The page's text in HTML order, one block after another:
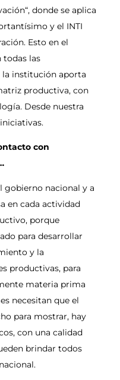
donde se aplica
y el INTI
Esto en el
todas las
la institución aporta
productiva, con
Desde nuestra
con
gobierno nacional y a
en cada actividad
porque
para desarrollar
y la
productivas, para
materia prima
necesitan que el
para mostrar, hay
con una calidad
brindar todos